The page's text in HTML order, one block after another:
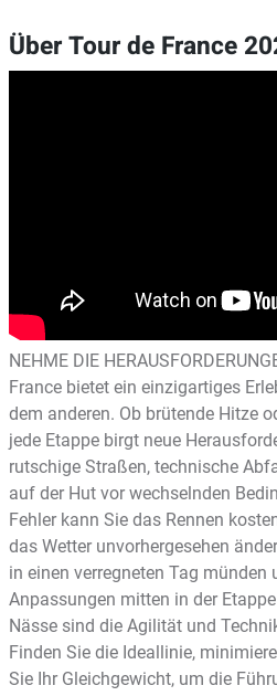
Über Tour de France
NEHME DIE
France bietet ein einzigartiges
dem anderen. Ob brütende Hitze
jede Etappe birgt neue
rutschige Straßen, technische
auf der Hut vor wechselnden
Fehler kann Sie das Rennen
das Wetter unvorhergesehen
in einen verregneten Tag münden
Anpassungen mitten in der
Nässe sind die Agilität und
Finden Sie die Ideallinie,
Sie Ihr Gleichgewicht, um die